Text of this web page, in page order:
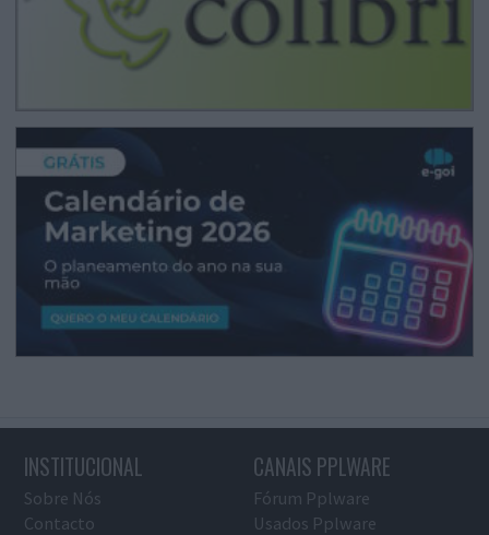
INSTITUCIONAL
Sobre Nós
Contacto
CANAIS PPLWARE
Fórum Pplware
Usados Pplware